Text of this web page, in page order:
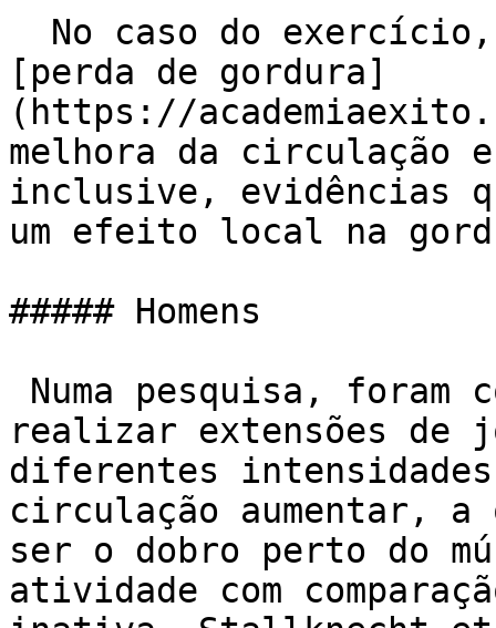
[perda de gordura]
(https://
melhora da circulação
inclusive, evidências
um efeito local na
##### Homens
realizar extensões de
diferentes
circulação aumentar, a
ser o dobro perto do
atividade com